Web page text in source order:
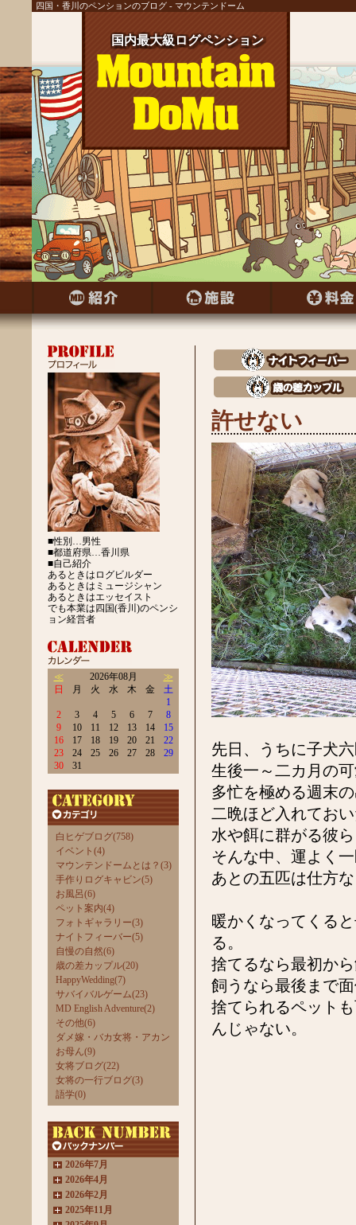
四国・香川のペンションのブログ - マウンテンドーム
国内最大級ログペンション
国内最大級ログペンション
国内最大級ログペンション
国内最大級ログペンション
国内最大級ログペンション
国内最大級ログペンション
国内最大級ログペンション
国内最大級ログペンション
国内最大級ログペンション
国内最大級ログペンション
国内最大級ログペンション
国内最大級ログペンション
国内最大級ログペンション
国内最大級ログペンション
国内最大級ログペンション
国内最大級ログペンション
国内最大級ログペンション
国内最大級ログペンション
国内最大級ログペンション
国内最大級ログペンション
国内最大級ログペンション
国内最大級ログペンション
国内最大級ログペンション
国内最大級ログペンション
国内最大級ログペンション
■性別…男性
■都道府県…香川県
■自己紹介
あるときはログビルダー
あるときはミュージシャン
あるときはエッセイスト
でも本業は四国(香川)のペンシ
ョン経営者
≪ 2026年08月
≫
日
月 火 水 木 金
土
1
2
3 4 5 6 7
8
9
10 11 12 13 14
15
16
17 18 19 20 21
22
23
24 25 26 27 28
29
30
31
白ヒゲブログ(758)
イベント(4)
マウンテンドームとは？(3)
手作りログキャビン(5)
お風呂(6)
ペット案内(4)
フォトギャラリー(3)
ナイトフィーバー(5)
自慢の自然(6)
歳の差カップル(20)
HappyWedding(7)
サバイバルゲーム(23)
MD English Adventure(2)
その他(6)
ダメ嫁・バカ女将・アカン
お母ん(9)
女将ブログ(22)
女将の一行ブログ(3)
語学(0)
2026年7月
2026年4月
2026年2月
2025年11月
許せない
先日、うちに子犬
生後一～二カ月の
多忙を極める週末
二晩ほど入れてお
水や餌に群がる彼
そんな中、運よく
あとの五匹は仕方
暖かくなってくる
る。
捨てるなら最初か
飼うなら最後まで
捨てられるペット
んじゃない。